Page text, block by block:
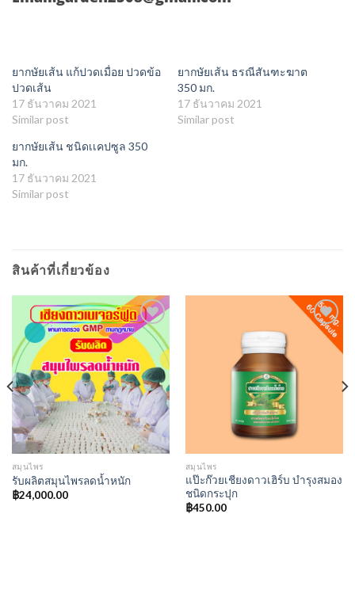
ยากษัยเส้น แก้ปวดเมื่อย ปวดข้อ
ปวดเส้น
17 ธันวาคม 2021
Similar post
ยากษัยเส้น ธรณีสันฑะฆาต
350 มก.
17 ธันวาคม 2021
Similar post
ยากษัยเส้น ชนิดเเคปซูล 350
มก.
17 ธันวาคม 2021
Similar post
สินค้าที่เกี่ยวข้อง
Add to
wishlist
สมุนไพร
รับผลิตสมุนไพรลดน้ำหนัก
฿24,000.00
สมุนไพร
แป๊ะก๊วยเชียงดาวเฮิร์บ บำรุงสมอง
ชนิดกระปุก
฿450.00